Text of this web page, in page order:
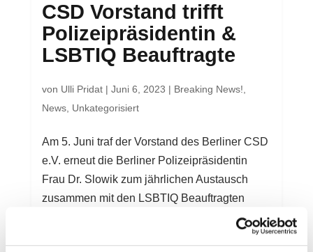
CSD Vorstand trifft
Polizeipräsidentin &
LSBTIQ Beauftragte
von Ulli Pridat| Juni 6, 2023 | Breaking News!
News, Unkategorisiert
Am 5. Juni traf der Vorstand des Berliner CSD
e.V. erneut die Berliner Polizeipräsidentin
Frau Dr. Slowik zum jährlichen Austausch
zusammen mit den LSBTIQ Beauftragten
Anne von Knoblauch und Michael Späth um